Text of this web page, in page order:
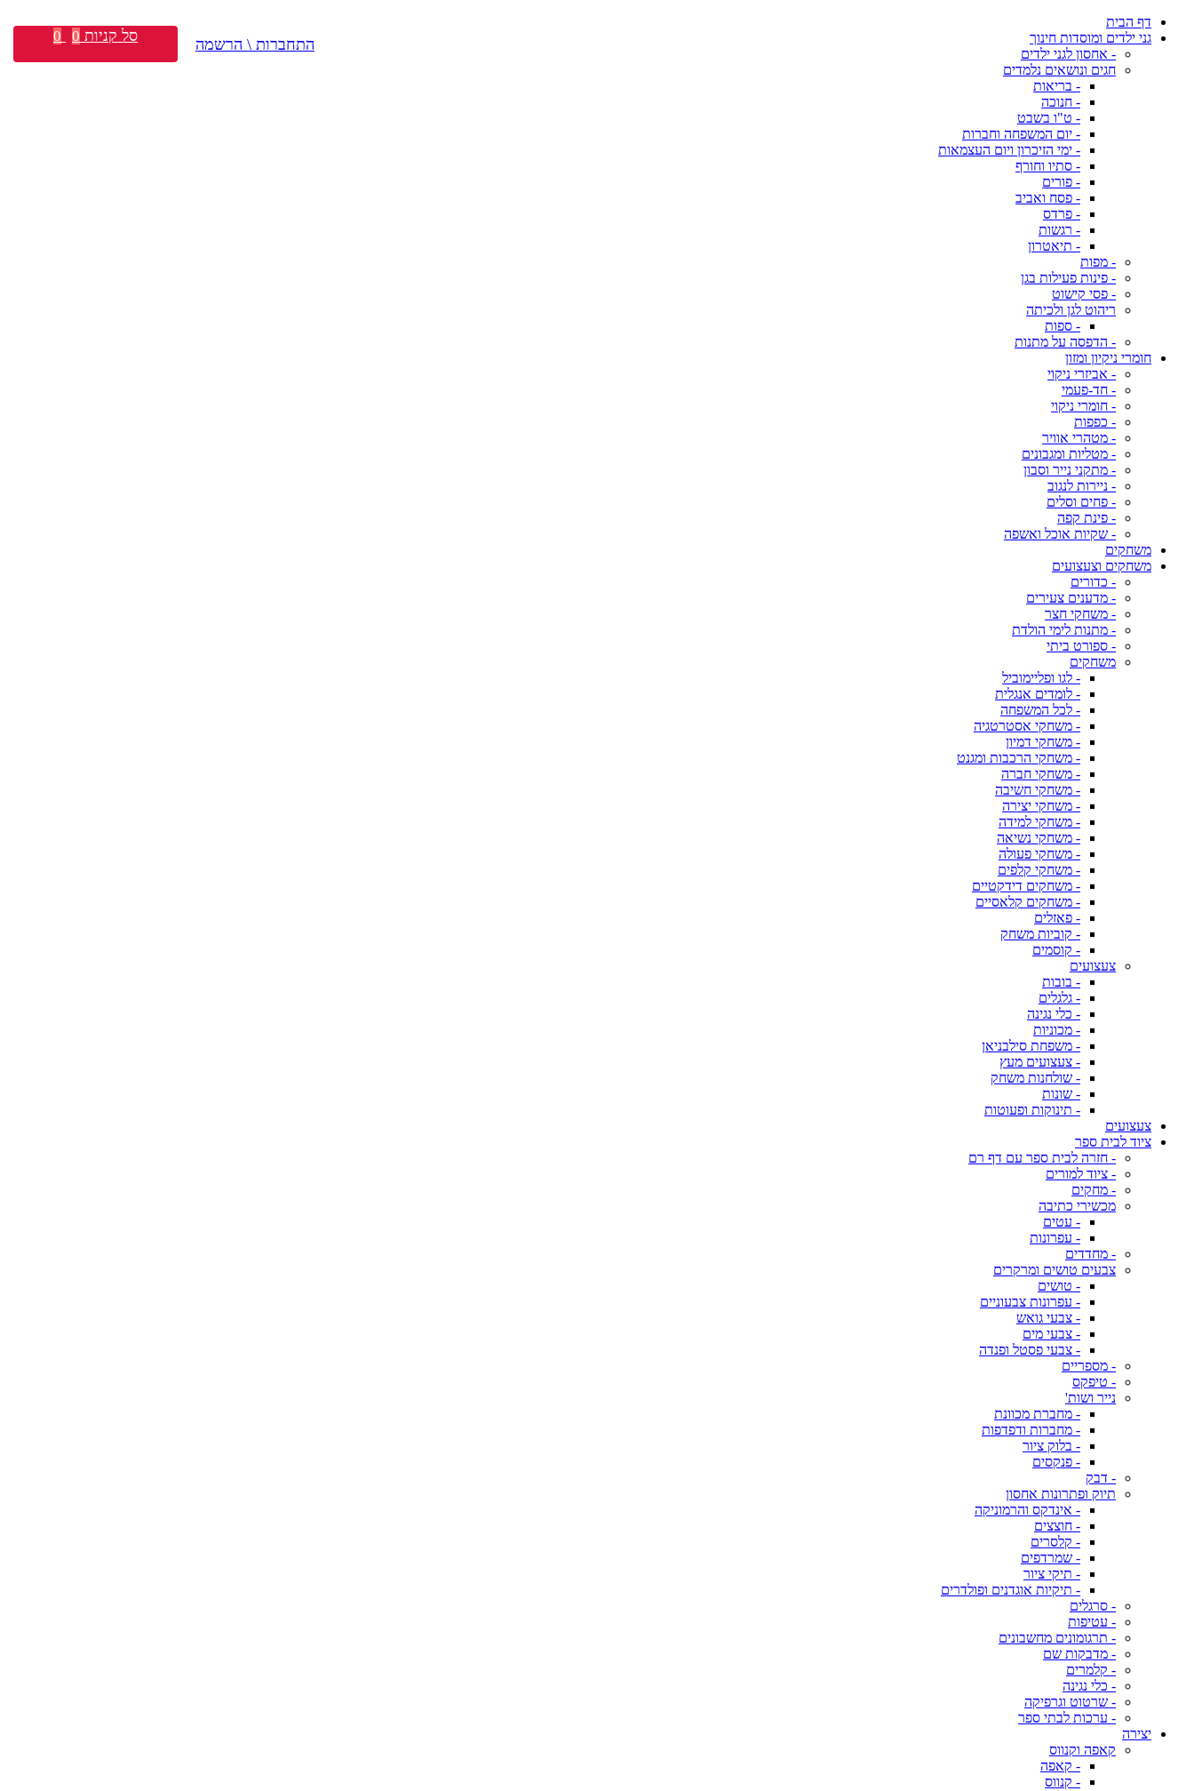
דף הבית
גני ילדים ומוסדות חינוך
- אחסון לגני ילדים
חגים ונושאים נלמדים
- בריאות
- חנוכה
- ט"ו בשבט
- יום המשפחה וחברות
- ימי הזיכרון ויום העצמאות
- סתיו וחורף
- פורים
- פסח ואביב
- פרדס
- רגשות
- תיאטרון
- מפות
- פינות פעילות בגן
- פסי קישוט
ריהוט לגן ולכיתה
- ספות
- הדפסה על מתנות
חומרי ניקיון ומזון
- אביזרי ניקוי
- חד-פעמי
- חומרי ניקוי
- כפפות
- מטהרי אוויר
- מטליות ומגבונים
- מתקני נייר וסבון
- ניירות לנגוב
- פחים וסלים
- פינת קפה
- שקיות אוכל ואשפה
משחקים
משחקים וצעצועים
- כדורים
- מדענים צעירים
- משחקי חצר
- מתנות לימי הולדת
- ספורט ביתי
משחקים
- לגו ופליימוביל
- לומדים אנגלית
- לכל המשפחה
- משחקי אסטרטגיה
- משחקי דמיון
- משחקי הרכבות ומגנט
- משחקי חברה
- משחקי חשיבה
- משחקי יצירה
- משחקי למידה
- משחקי נשיאה
- משחקי פעולה
- משחקי קלפים
- משחקים דידקטיים
- משחקים קלאסיים
- פאזלים
- קוביות משחק
- קוסמים
צעצועים
- בובות
- גלגלים
- כלי נגינה
- מכוניות
- משפחת סילבניאן
- צעצועים מעץ
- שולחנות משחק
- שונות
- תינוקות ופעוטות
צעצועים
ציוד לבית ספר
- חזרה לבית ספר עם דף רם
- ציוד למורים
- מחקים
מכשירי כתיבה
- עטים
- עפרונות
- מחדדים
צבעים טושים ומרקרים
- טושים
- עפרונות צבעוניים
- צבעי גואש
- צבעי מים
- צבעי פסטל ופנדה
- מספריים
- טיפקס
נייר ושות'
- מחברת מכוונת
- מחברות ודפדפות
- בלוק ציור
- פנקסים
- דבק
תיוק ופתרונות אחסון
- אינדקס והרמוניקה
- חוצצים
- קלסרים
- שמרדפים
- תיקי ציור
- תיקיות אוגדנים ופולדרים
- סרגלים
- עטיפות
- תרגומונים מחשבונים
- מדבקות שם
- קלמרים
- כלי נגינה
- שרטוט וגרפיקה
- ערכות לבתי ספר
יצירה
קאפה וקנווס
- קאפה
- קנווס
התחברות \ הרשמה סל קניות 0
0